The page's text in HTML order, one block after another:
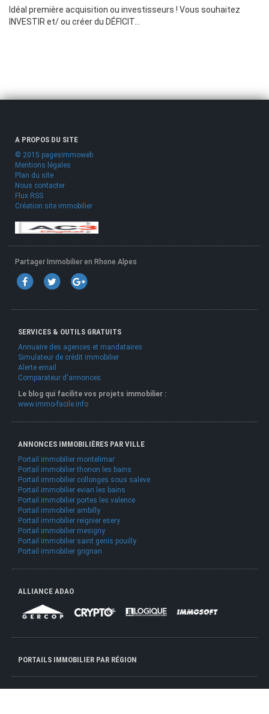
Idéal première acquisition ou investisseurs ! Vous souhaitez
INVESTIR et/ ou créer du DÉFICIT...
A PROPOS DU SITE
© 2015 pagesimmoweb
Mentions légales
Plan du site
Nous contacter
Flux RSS
Création site immobilier
Partager Immobilier en Rhone Alpes
SERVICES & OUTILS GRATUITS
Annuaire des agences et mandataires
Simulateur de crédit immobilier
Alerte email
Comparateur d'annonces
Le blog qui facilite vos projets immobilier :
www.immo-facile.info
ANNONCES IMMOBILIÈRES PAR VILLE
Portail immobilier montelimar
Portail immobilier thonon les bains
Portail immobilier collonges sous saleve
Portail immobilier evian les bains
Portail immobilier portes les valence
Portail immobilier ambilly
Portail immobilier reignier esery
Portail immobilier mesigny
Portail immobilier saint genis pouilly
Portail immobilier grignan
ALLIANCE ADAO
PORTAILS IMMOBILIER PAR RÉGION